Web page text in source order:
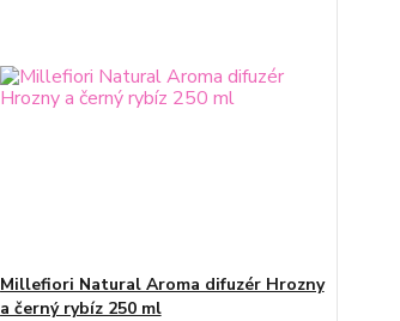
Millefiori Natural Aroma difuzér Hrozny
a černý rybíz 250 ml